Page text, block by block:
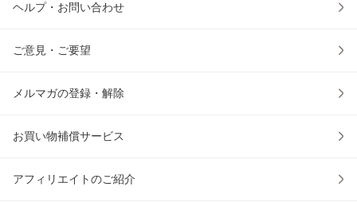
ヘルプ・お問い合わせ
ご意見・ご要望
メルマガの登録・解除
お買い物補償サービス
アフィリエイトのご紹介